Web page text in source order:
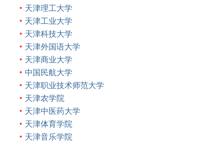
天津理工大学
天津工业大学
天津科技大学
天津外国语大学
天津商业大学
中国民航大学
天津职业技术师范大学
天津农学院
天津中医药大学
天津体育学院
天津音乐学院